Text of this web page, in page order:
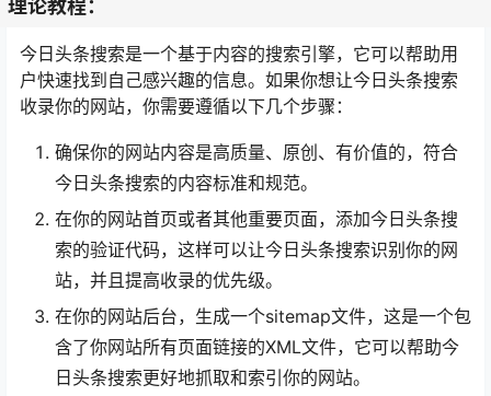
理论教程：
今日头条搜索是一个基于内容的搜索引擎，它可以帮助用
户快速找到自己感兴趣的信息。如果你想让今日头条搜索
收录你的网站，你需要遵循以下几个步骤：
确保你的网站内容是高质量、原创、有价值的，符合
今日头条搜索的内容标准和规范。
在你的网站首页或者其他重要页面，添加今日头条搜
索的验证代码，这样可以让今日头条搜索识别你的网
站，并且提高收录的优先级。
在你的网站后台，生成一个sitemap文件，这是一个包
含了你网站所有页面链接的XML文件，它可以帮助今
日头条搜索更好地抓取和索引你的网站。